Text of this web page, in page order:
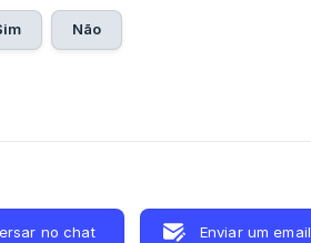
Não
no chat Enviar um email